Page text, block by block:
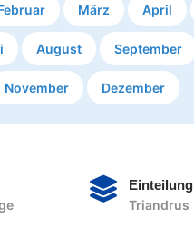
März April
August September
November Dezember
Einteilung
Triandrus